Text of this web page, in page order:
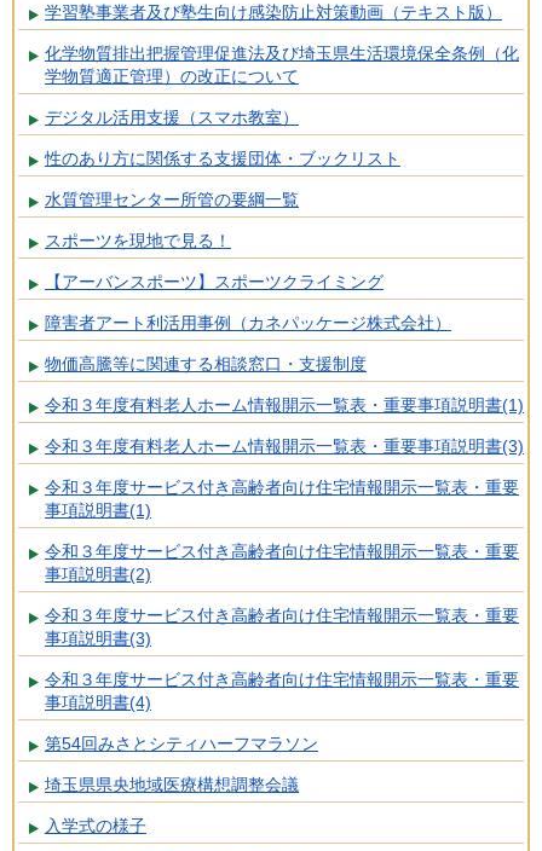
学習塾事業者及び塾生向け感染防止対策動画（テキスト版）
化学物質排出把握管理促進法及び埼玉県生活環境保全条例（化
学物質適正管理）の改正について
デジタル活用支援（スマホ教室）
性のあり方に関係する支援団体・ブックリスト
水質管理センター所管の要綱一覧
スポーツを現地で見る！
【アーバンスポーツ】スポーツクライミング
障害者アート利活用事例（カネパッケージ株式会社）
物価高騰等に関連する相談窓口・支援制度
令和３年度有料老人ホーム情報開示一覧表・重要事項説明書(1)
令和３年度有料老人ホーム情報開示一覧表・重要事項説明書(3)
令和３年度サービス付き高齢者向け住宅情報開示一覧表・重要
事項説明書(1)
令和３年度サービス付き高齢者向け住宅情報開示一覧表・重要
事項説明書(2)
令和３年度サービス付き高齢者向け住宅情報開示一覧表・重要
事項説明書(3)
令和３年度サービス付き高齢者向け住宅情報開示一覧表・重要
事項説明書(4)
第54回みさとシティハーフマラソン
埼玉県県央地域医療構想調整会議
入学式の様子